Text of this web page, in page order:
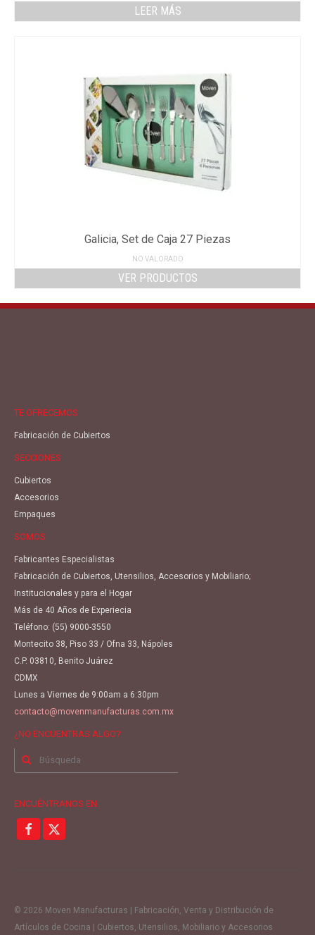
LEER MÁS
Galicia, Set de Caja 27 Piezas
NO VALORADO
VER PRODUCTOS
TE OFRECEMOS
Fabricación de Cubiertos
SECCIONES
Cubiertos
Accesorios
Empaques
SOMOS
Fabricantes Especialistas
Fabricación de Cubiertos, Utensilios, Accesorios y Mobiliario;
Institucionales y para el Hogar
Más de 40 Años de Experiecia
Teléfono: (55) 9000-3550
Montecito 38, Piso 33 / Ofna 33, Nápoles
C.P. 03810, Benito Juárez
CDMX
Lunes a Viernes de 9:00am a 6:30pm
contacto@movenmanufacturas.com.mx
¿NO ENCUENTRAS ALGO?
Buscar
ENCUÉNTRANOS EN
© 2026 Moven Manufacturas | Fabricación, Venta y Distribución de
Artículos de Cocina | Cubiertos, Utensilios, Mobiliario y Accesorios